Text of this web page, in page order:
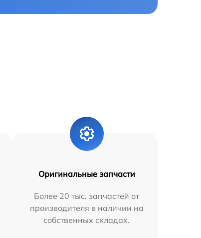
Оригинальные запчасти
Более 20 тыс. запчастей от
производителя в наличии на
собственных складах.